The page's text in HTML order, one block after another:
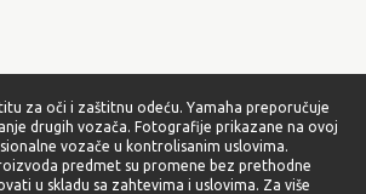
za oči i zaštitnu odeću. Yamaha preporučuje
drugih vozača. Fotografije prikazane na ovoj
vozače u kontrolisanim uslovima.
predmet su promene bez prethodne
u skladu sa zahtevima i uslovima. Za više